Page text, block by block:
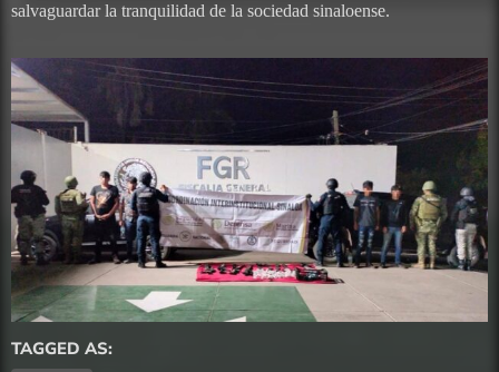
salvaguardar la tranquilidad de la sociedad sinaloense.
TAGGED AS: